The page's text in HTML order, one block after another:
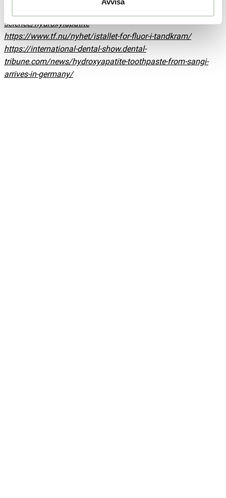
science/hydroxylapatite
https://www.tf.nu/nyhet/istallet-for-fluor-i-tandkram/
https://international-dental-show.dental-
tribune.com/news/hydroxyapatite-toothpaste-from-sangi-
arrives-in-germany/